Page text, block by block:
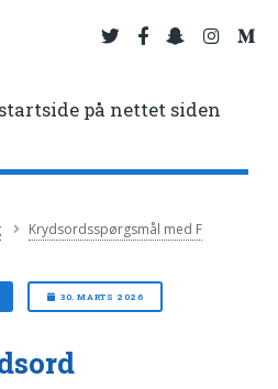
på nettet siden
Krydsordsspørgsmål med F
30. MARTS 2026